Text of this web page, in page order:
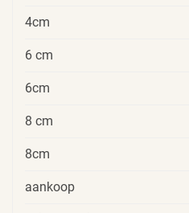
4cm
6 cm
6cm
8 cm
8cm
aankoop